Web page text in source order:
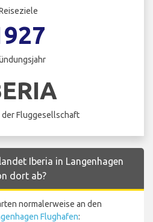
der Fluggesellschaft
Iberia in Langenhagen
dort ab?
normalerweise an den
Flughafen: